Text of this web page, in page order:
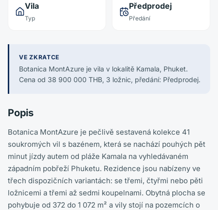
Vila
Typ
Předprodej
Předání
VE ZKRATCE
Botanica MontAzure je vila v lokalitě Kamala, Phuket.
Cena od 38 900 000 THB, 3 ložnic, předání: Předprodej.
Popis
Botanica MontAzure je pečlivě sestavená kolekce 41
soukromých vil s bazénem, která se nachází pouhých pět
minut jízdy autem od pláže Kamala na vyhledávaném
západním pobřeží Phuketu. Rezidence jsou nabízeny ve
třech dispozičních variantách: se třemi, čtyřmi nebo pěti
ložnicemi a třemi až sedmi koupelnami. Obytná plocha se
pohybuje od 372 do 1 072 m² a vily stojí na pozemcích o